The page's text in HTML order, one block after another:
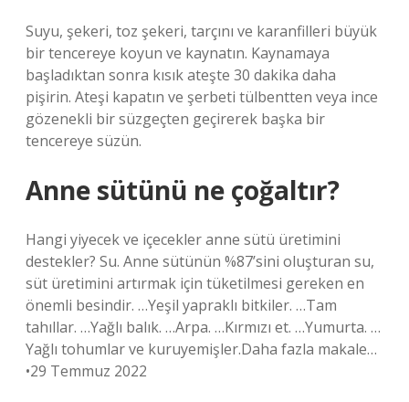
Suyu, şekeri, toz şekeri, tarçını ve karanfilleri büyük
bir tencereye koyun ve kaynatın. Kaynamaya
başladıktan sonra kısık ateşte 30 dakika daha
pişirin. Ateşi kapatın ve şerbeti tülbentten veya ince
gözenekli bir süzgeçten geçirerek başka bir
tencereye süzün.
Anne sütünü ne çoğaltır?
Hangi yiyecek ve içecekler anne sütü üretimini
destekler? Su. Anne sütünün %87’sini oluşturan su,
süt üretimini artırmak için tüketilmesi gereken en
önemli besindir. …Yeşil yapraklı bitkiler. …Tam
tahıllar. …Yağlı balık. …Arpa. …Kırmızı et. …Yumurta. …
Yağlı tohumlar ve kuruyemişler.Daha fazla makale…
•29 Temmuz 2022